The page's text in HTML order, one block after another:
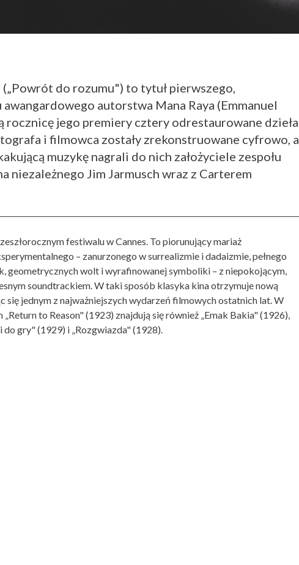
(„Powrót do rozumu") to tytuł pierwszego,
autorstwa Mana Raya (Emmanuel
rocznicę jego premiery cztery odrestaurowane dzieła
i filmowca zostały zrekonstruowane cyfrowo, a
muzykę nagrali do nich założyciele zespołu
niezależnego Jim Jarmusch wraz z Carterem
festiwalu w Cannes. To piorunujący mariaż
– zanurzonego w surrealizmie i dadaizmie, pełnego
geometrycznych wolt i wyrafinowanej symboliki – z niepokojącym,
soundtrackiem. W taki sposób klasyka kina otrzymuje nową
się jednym z najważniejszych wydarzeń filmowych ostatnich lat. W
to Reason" (1923) znajdują się również „Emak Bakia" (1926),
do gry" (1929) i „Rozgwiazda" (1928).